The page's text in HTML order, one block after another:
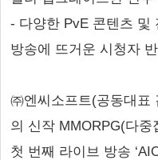
- 다양한 PvE 콘텐츠 및
방송에 뜨거운 시청자
㈜엔씨소프트(공동대표
의 신작 MMORPG(다중
첫 번째 라이브 방송